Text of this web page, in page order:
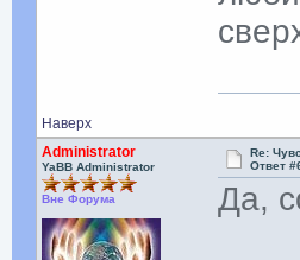
Наверх
Administrator
YaBB Administrator
Вне Форума
Re:
Ответ
Да,